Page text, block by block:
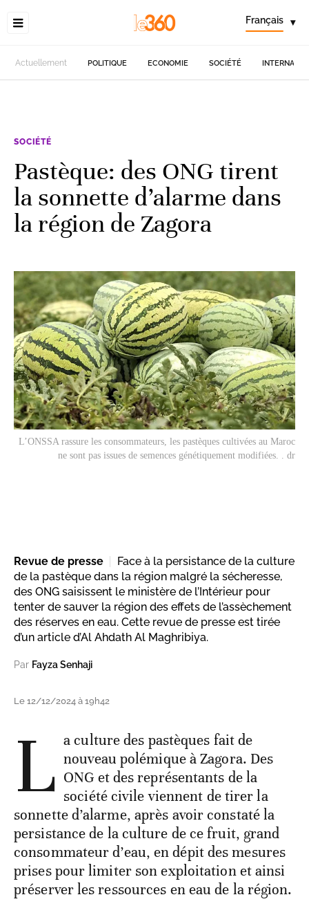
Français ▾
Actuellement POLITIQUE ECONOMIE SOCIÉTÉ
SOCIÉTÉ
Pastèque: des ONG tirent
la sonnette d’alarme dans
la région de Zagora
L’ONSSA rassure les consommateurs, les pastèques cultivées au Maroc
ne sont pas issues de semences génétiquement modifiées. . dr
Revue de presse
Face à la persistance de la culture
de la pastèque dans la région malgré la sécheresse,
des ONG saisissent le ministère de l’Intérieur pour
tenter de sauver la région des effets de l’assèchement
des réserves en eau. Cette revue de presse est tirée
d’un article d’Al Ahdath Al Maghribiya.
Par Fayza Senhaji
Le 12/12/2024 à 19h42
L a culture des pastèques fait de
nouveau polémique à Zagora. Des
ONG et des représentants de la
société civile viennent de tirer la
sonnette d’alarme, après avoir constaté la
persistance de la culture de ce fruit, grand
consommateur d’eau, en dépit des mesures
prises pour limiter son exploitation et ainsi
préserver les ressources en eau de la région.